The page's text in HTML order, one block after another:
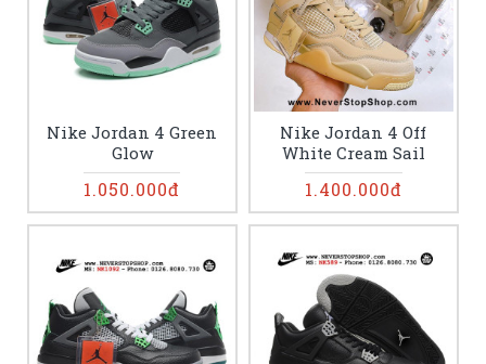
Nike Jordan 4 Green
Glow
1.050.000đ
Nike Jordan 4 Off
White Cream Sail
1.400.000đ